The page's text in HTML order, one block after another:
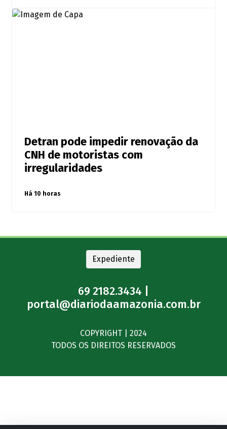
Detran pode impedir renovação da
CNH de motoristas com
irregularidades
Há 10 horas
Expediente
69 2182.3434 |
portal@diariodaamazonia.com.br
COPYRIGHT | 2024
TODOS OS DIREITOS RESERVADOS